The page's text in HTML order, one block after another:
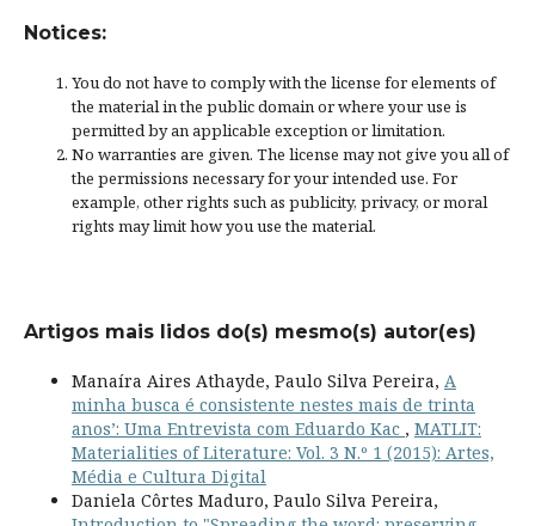
Notices:
You do not have to comply with the license for elements of
the material in the public domain or where your use is
permitted by an applicable exception or limitation.
No warranties are given. The license may not give you all of
the permissions necessary for your intended use. For
example, other rights such as publicity, privacy, or moral
rights may limit how you use the material.
Artigos mais lidos do(s) mesmo(s) autor(es)
Manaíra Aires Athayde, Paulo Silva Pereira, A
minha busca é consistente nestes mais de trinta
anos’: Uma Entrevista com Eduardo Kac , MATLIT:
Materialities of Literature: Vol. 3 N.º 1 (2015): Artes,
Média e Cultura Digital
Daniela Côrtes Maduro, Paulo Silva Pereira,